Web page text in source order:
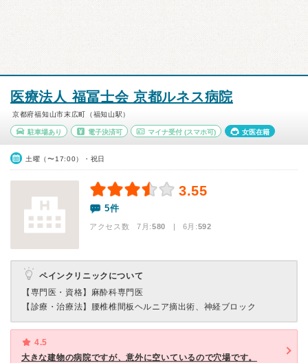
医療法人 福冨士会 京都ルネス病院
京都府福知山市末広町（福知山駅）
駐車場あり 電子決済可 マイナ受付 (スマホ可) 女医在籍
土曜（〜17:00）・祝日
3.55
5件
アクセス数 7月:580 | 6月:592
ペインクリニックについて
【専門医・資格】 麻酔科専門医
【診療・治療法】
腰椎椎間板ヘルニア摘出術、神経ブロック
4.5
大きな建物の病院ですが、意外に空いているので穴場です。